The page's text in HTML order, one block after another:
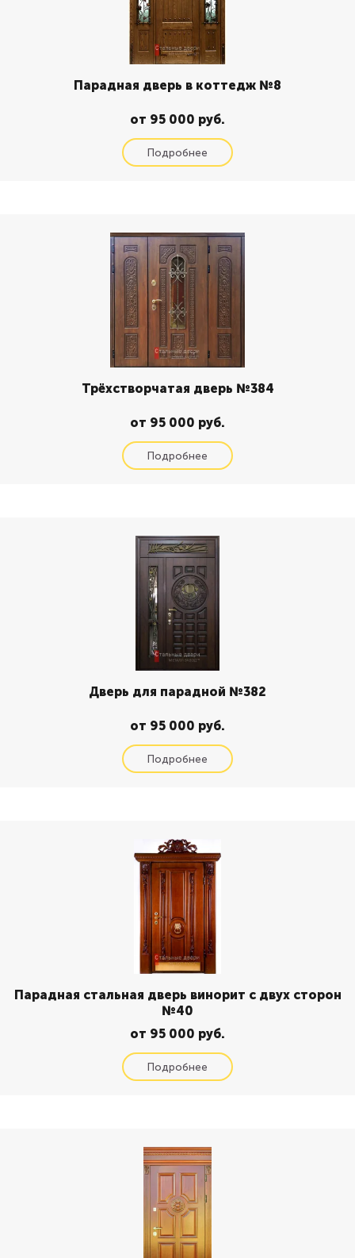
Парадная дверь в коттедж №8
от 95 000 руб.
Трёхстворчатая дверь №384
от 95 000 руб.
Дверь для парадной №382
от 95 000 руб.
Парадная стальная дверь винорит с двух сторон
№40
от 95 000 руб.